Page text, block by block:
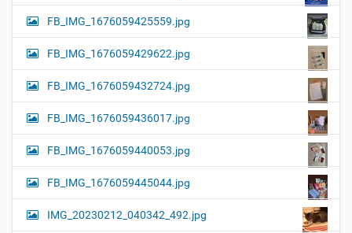
FB_IMG_1676059425559.jpg
FB_IMG_1676059429622.jpg
FB_IMG_1676059432724.jpg
FB_IMG_1676059436017.jpg
FB_IMG_1676059440053.jpg
FB_IMG_1676059445044.jpg
IMG_20230212_040342_492.jpg